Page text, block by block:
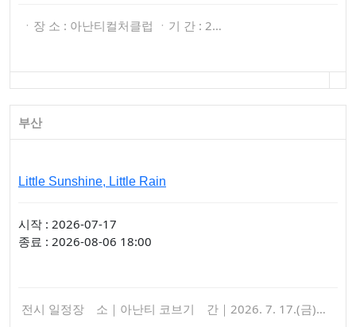
ㆍ장 소 : 아난티컬처클럽 ㆍ기 간 : 2…
부산
Little Sunshine, Little Rain
시작 : 2026-07-17
종료 : 2026-08-06 18:00
전시 일정장 소｜아난티 코브기 간｜2026. 7. 17.(금)…